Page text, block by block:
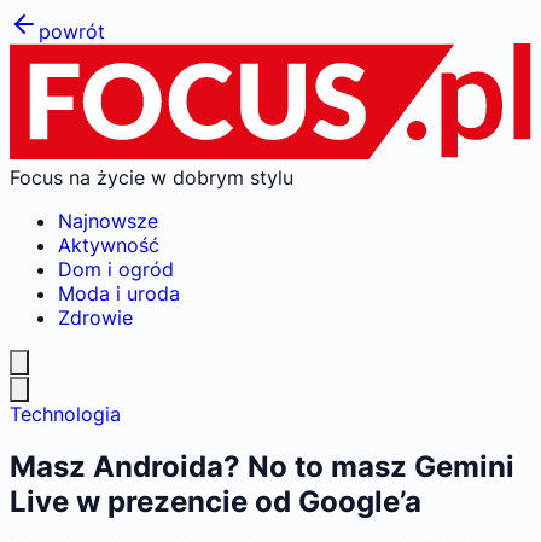
powrót
Focus na życie w dobrym stylu
Najnowsze
Aktywność
Dom i ogród
Moda i uroda
Zdrowie
Technologia
Masz Androida? No to masz Gemini
Live w prezencie od Google’a